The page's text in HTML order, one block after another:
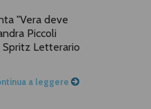
"Vera deve
Piccoli
Spritz Letterario
a leggere